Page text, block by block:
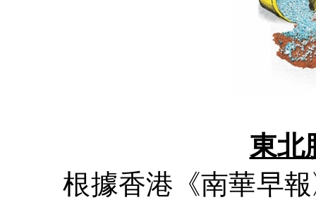
東北
根據香港《南華早